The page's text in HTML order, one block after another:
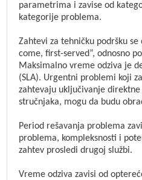
parametrima i zavise od
kategorije problema.
Zahtevi za tehničku podršku
come, first-served”, odnosno
Maksimalno vreme odziva je
(SLA). Urgentni problemi koji
zahtevaju uključivanje
stručnjaka, mogu da budu
Period rešavanja problema
problema, kompleksnosti i
zahtev prosledi drugoj službi.
Vreme odziva zavisi od